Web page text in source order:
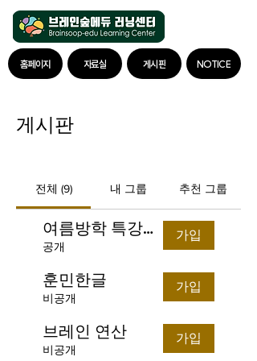
자료실 게시판 NOTICE
홈페이지
게시판
전체 (9) 내 그룹 추천 그룹
여름방학 특강자료
공개
가입
훈민한글
비공개
가입
브레인 연산
비공개
가입